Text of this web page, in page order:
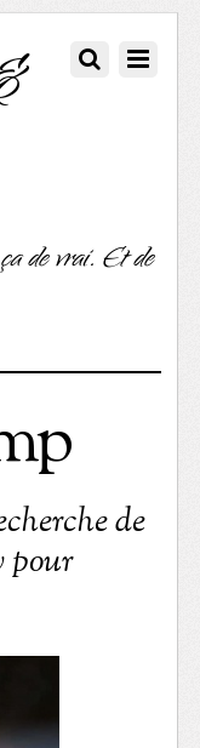
de vrai. Et de
de
pour